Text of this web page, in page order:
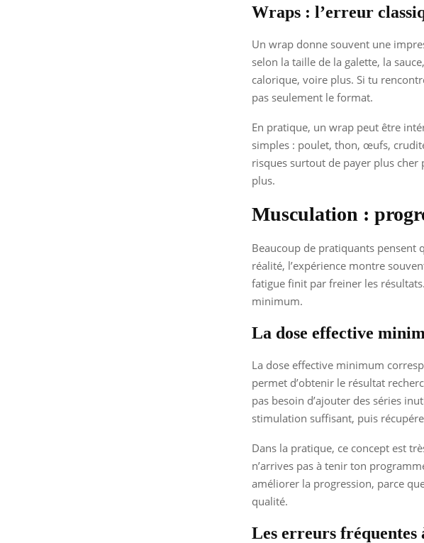
Wraps : l’erreur
Un wrap donne souvent une
selon la taille de la galette, la
calorique, voire plus. Si tu
pas seulement le format.
En pratique, un wrap peut être
simples : poulet, thon, œufs,
risques surtout de payer plus
plus.
Musculation :
Beaucoup de pratiquants pensent
réalité, l’expérience montre
fatigue finit par freiner les
minimum.
La dose effective
La dose effective minimum
permet d’obtenir le résultat
pas besoin d’ajouter des séries
stimulation suffisant, puis
Dans la pratique, ce concept est
n’arrives pas à tenir ton
améliorer la progression, parce
qualité.
Les erreurs fréquentes